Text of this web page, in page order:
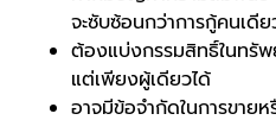
จะซับซ้อนกว่าการกู้คนเดี
ต้องแบ่งกรรมสิทธิ์ในทรั
แต่เพียงผู้เดียวได้
อาจมีข้อจำกัดในการขาย